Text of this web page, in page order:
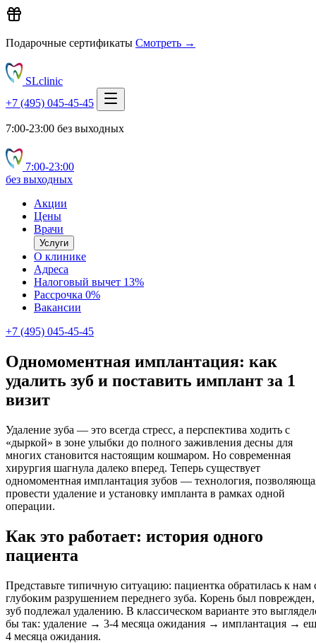
Подарочные сертификаты Смотреть →
SLclinic
+7 (495) 045-45-45
7:00-23:00 без выходных
7:00‑23:00
без выходных
Акции
Цены
Врачи
Услуги
О клинике
Адреса
Налоговый вычет 13%
Рассрочка 0%
Вакансии
+7 (495) 045-45-45
Одномоментная имплантация: как
удалить зуб и поставить имплант за 1
визит
Удаление зуба — это всегда стресс, а перспектива ходить с
«дыркой» в зоне улыбки до полного заживления десны для
многих становится настоящим кошмаром. Но современная
хирургия шагнула далеко вперед. Теперь существует
одномоментная имплантация зубов — технология,
провести удаление и установку импланта в рамках одной
операции.
Как это работает: история одного
пациента
Представьте типичную ситуацию: пациентка обратилась к нам
глубоким разрушением переднего зуба. Корень был поврежден,
зуб подлежал удалению. В классическом варианте это
бы так: удаление → 3-4 месяца ожидания → имплантация →
4 месяца ожидания.